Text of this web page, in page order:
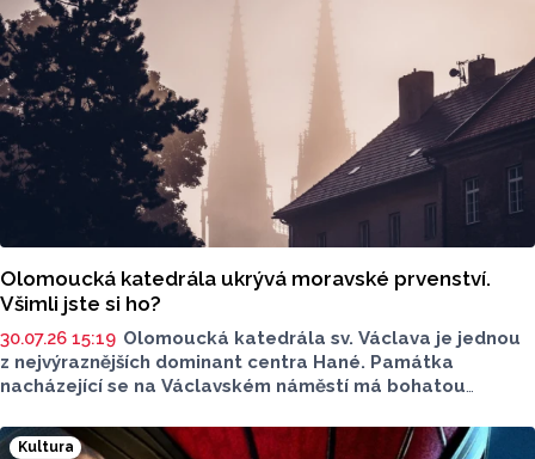
Olomoucká katedrála ukrývá moravské prvenství.
Všimli jste si ho?
30.07.26 15:19 Olomoucká katedrála sv. Václava je jednou
z nejvýraznějších dominant centra Hané. Památka
nacházející se na Václavském náměstí má bohatou
něco málo z historie současné národní kulturní památky.
Kultura